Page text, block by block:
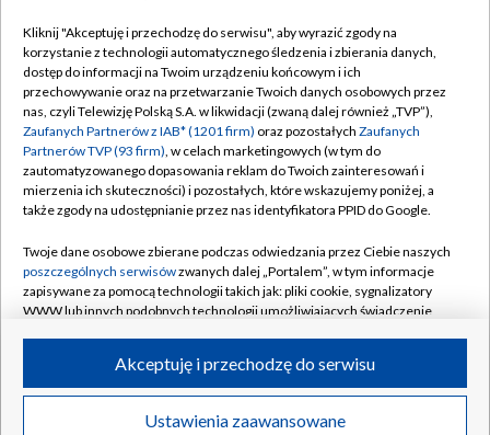
TVP
Abonament TVP
Emisja w TVP
Centrum informacji TVP
Naziemna Telewizja Cyfrowa
Rada Programowa
System NOS
Informacje o nadawcy
Program dla prasy
Regulamin TVP
Polityka prywatności
Moje zgody
Pomoc
Kontakt
Kanały
©2026 Telewizja Polska S.A. w likwidacji
Kliknij "Akceptuję i przechodzę do serwisu", aby wyrazić zgody na
korzystanie z technologii automatycznego śledzenia i zbierania danych,
dostęp do informacji na Twoim urządzeniu końcowym i ich
przechowywanie oraz na przetwarzanie Twoich danych osobowych przez
nas, czyli Telewizję Polską S.A. w likwidacji (zwaną dalej również „TVP”),
Zaufanych Partnerów z IAB* (1201 firm) oraz pozostałych Zaufanych
Partnerów TVP (93 firm), w celach marketingowych (w tym do
zautomatyzowanego dopasowania reklam do Twoich zainteresowań i
mierzenia ich skuteczności) i pozostałych, które wskazujemy poniżej, a
także zgody na udostępnianie przez nas identyfikatora PPID do Google.
Twoje dane osobowe zbierane podczas odwiedzania przez Ciebie naszych
poszczególnych serwisówzwanych dalej „Portalem”, w tym informacje
zapisywane za pomocą technologii takich jak: pliki cookie, sygnalizatory
WWW lub innych podobnych technologii umożliwiających świadczenie
ruchu w Internecie.
Twoje dane osobowe zbierane podczas odwiedzania przez Ciebie
poszczególnych serwisówna Portalu, takie jak adresy IP, identyfikatory
Ustawienia zaawansowane
Akceptuję i przechodzę do serwisu